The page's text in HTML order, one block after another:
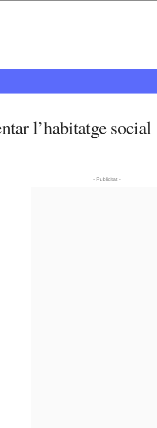
l’habitatge social
- Publicitat -